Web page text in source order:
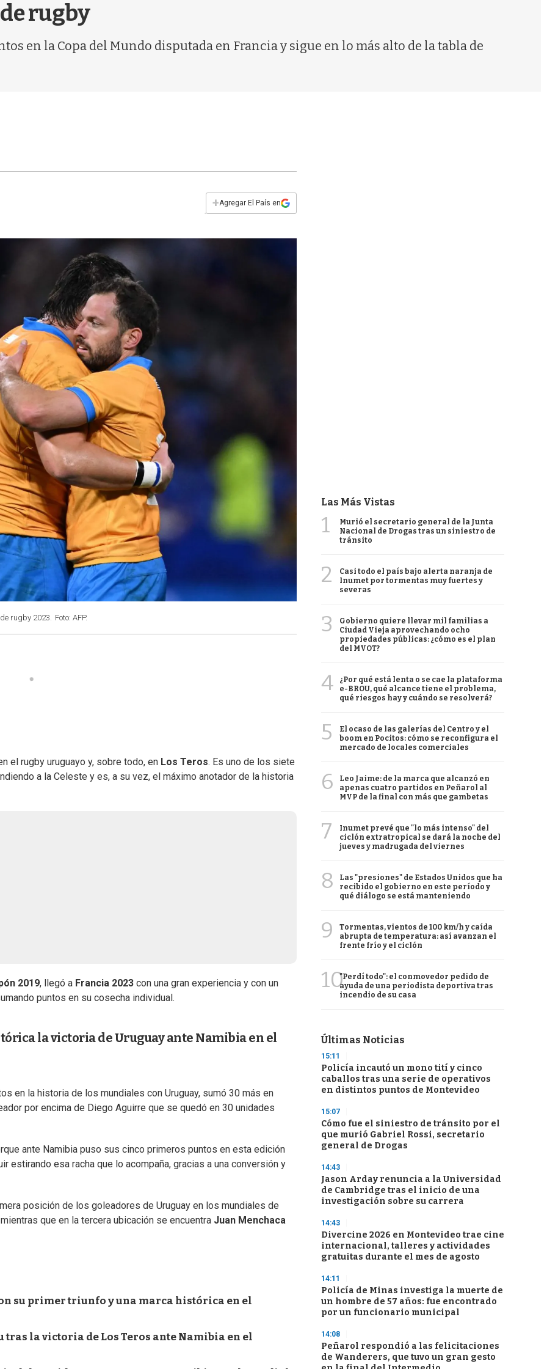
rugby
en la Copa del Mundo disputada en Francia y sigue en lo más alto de la tabla de
+Agregar El País en
rugby 2023. Foto: AFP.
el rugby uruguayo y, sobre todo, en Los Teros. Es uno de los siete
a la Celeste y es, a su vez, el máximo anotador de la historia
2019, llegó a Francia 2023 con una gran experiencia y con un
puntos en su cosecha individual.
la victoria de Uruguay ante Namibia en el
en la historia de los mundiales con Uruguay, sumó 30 más en
por encima de Diego Aguirre que se quedó en 30 unidades
ante Namibia puso sus cinco primeros puntos en esta edición
estirando esa racha que lo acompaña, gracias a una conversión y
posición de los goleadores de Uruguay en los mundiales de
que en la tercera ubicación se encuentra Juan Menchaca
su primer triunfo y una marca histórica en el
la victoria de Los Teros ante Namibia en el
Las Más Vistas
1
Murió el secretario general de la Junta
Nacional de Drogas tras un siniestro de
tránsito
2
Casi todo el país bajo alerta naranja de
Inumet por tormentas muy fuertes y
severas
3
Gobierno quiere llevar mil familias a
Ciudad Vieja aprovechando ocho
propiedades públicas: ¿cómo es el plan
del MVOT?
4
¿Por qué está lenta o se cae la plataforma
e-BROU, qué alcance tiene el problema,
qué riesgos hay y cuándo se resolverá?
5
El ocaso de las galerías del Centro y el
boom en Pocitos: cómo se reconfigura el
mercado de locales comerciales
6
Leo Jaime: de la marca que alcanzó en
apenas cuatro partidos en Peñarol al
MVP de la final con más que gambetas
7
Inumet prevé que "lo más intenso" del
ciclón extratropical se dará la noche del
jueves y madrugada del viernes
8
Las "presiones" de Estados Unidos que ha
recibido el gobierno en este período y
qué diálogo se está manteniendo
9
Tormentas, vientos de 100 km/h y caída
abrupta de temperatura: así avanzan el
frente frío y el ciclón
10"Perdí todo": el conmovedor pedido de
ayuda de una periodista deportiva tras
incendio de su casa
Últimas Noticias
15:11
Policía incautó un mono tití y cinco
caballos tras una serie de operativos
en distintos puntos de Montevideo
15:07
Cómo fue el siniestro de tránsito por el
que murió Gabriel Rossi, secretario
general de Drogas
14:43
Jason Arday renuncia a la Universidad
de Cambridge tras el inicio de una
investigación sobre su carrera
14:43
Divercine 2026 en Montevideo trae cine
internacional, talleres y actividades
gratuitas durante el mes de agosto
14:11
Policía de Minas investiga la muerte de
un hombre de 57 años: fue encontrado
por un funcionario municipal
14:08
Peñarol respondió a las felicitaciones
de Wanderers, que tuvo un gran gesto